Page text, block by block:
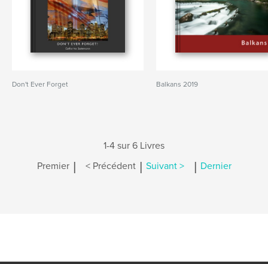
Don't Ever Forget Balkans 2019
1-4 sur 6 Livres
Premier | < Précédent | Suivant > | Dernier